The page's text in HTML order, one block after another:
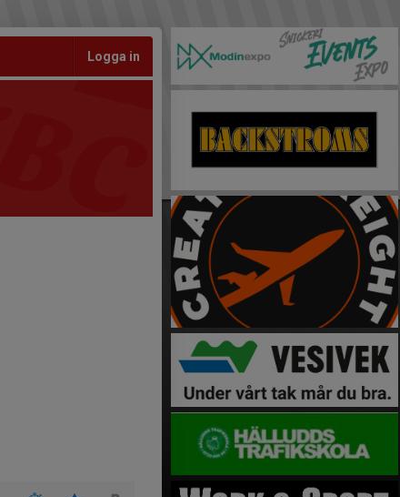
Logga in